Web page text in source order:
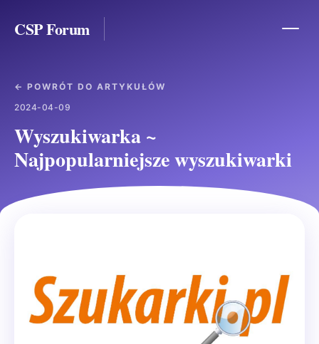
CSP Forum
← POWRÓT DO ARTYKUŁÓW
2024-04-09
Wyszukiwarka ~
Najpopularniejsze wyszukiwarki